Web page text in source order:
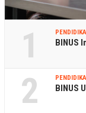
1 BINUS
2 BINUS